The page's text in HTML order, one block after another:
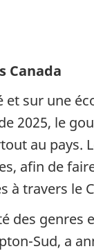
Canada
sur une
2025, le
au pays.
afin de
à travers le
des genres
Sud, a